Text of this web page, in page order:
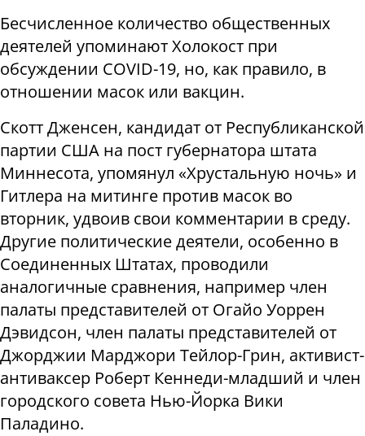
Бесчисленное количество общественных
деятелей упоминают Холокост при
обсуждении COVID-19, но, как правило, в
отношении масок или вакцин.
Скотт Дженсен, кандидат от Республиканской
партии США на пост губернатора штата
Миннесота, упомянул «Хрустальную ночь» и
Гитлера на митинге против масок во
вторник, удвоив свои комментарии в среду.
Другие политические деятели, особенно в
Соединенных Штатах, проводили
аналогичные сравнения, например член
палаты представителей от Огайо Уоррен
Дэвидсон, член палаты представителей от
Джорджии Марджори Тейлор-Грин, активист-
антиваксер Роберт Кеннеди-младший и член
городского совета Нью-Йорка Вики
Паладино.